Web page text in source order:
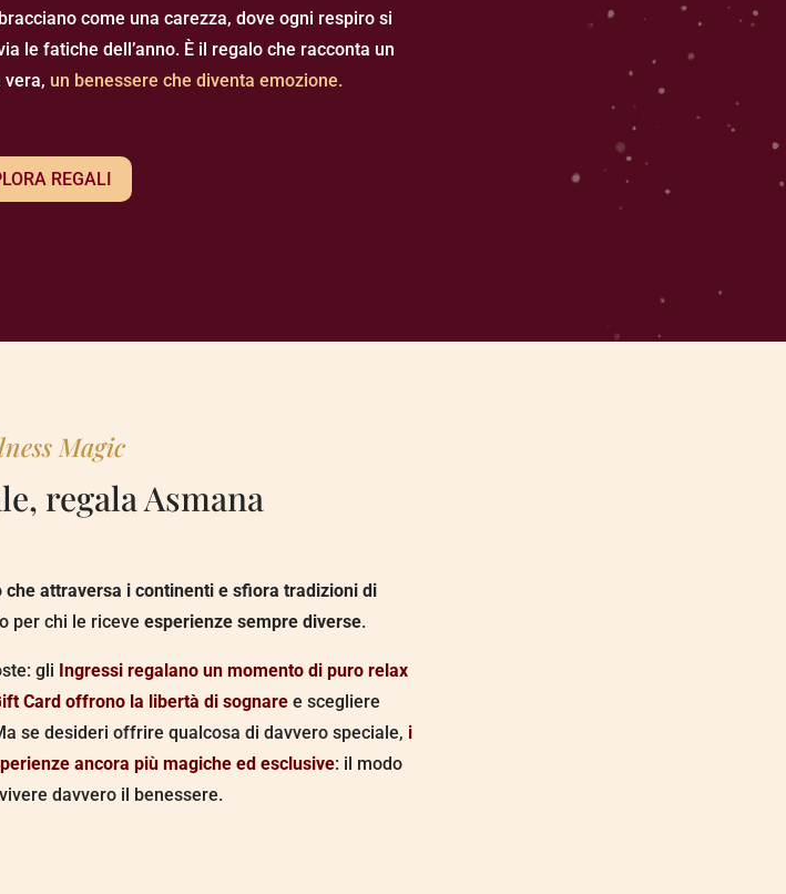
come una carezza, dove ogni respiro si
le fatiche dell’anno. È il regalo che racconta un
vera, un benessere che diventa emozione.
REGALI
Magic
regala Asmana
che attraversa i continenti e sfiora tradizioni di
per chi le riceve esperienze sempre diverse.
gli Ingressi regalano un momento di puro relax
Card offrono la libertà di sognaree scegliere
se desideri offrire qualcosa di davvero speciale, i
ancora più magiche ed esclusive: il modo
davvero il benessere.